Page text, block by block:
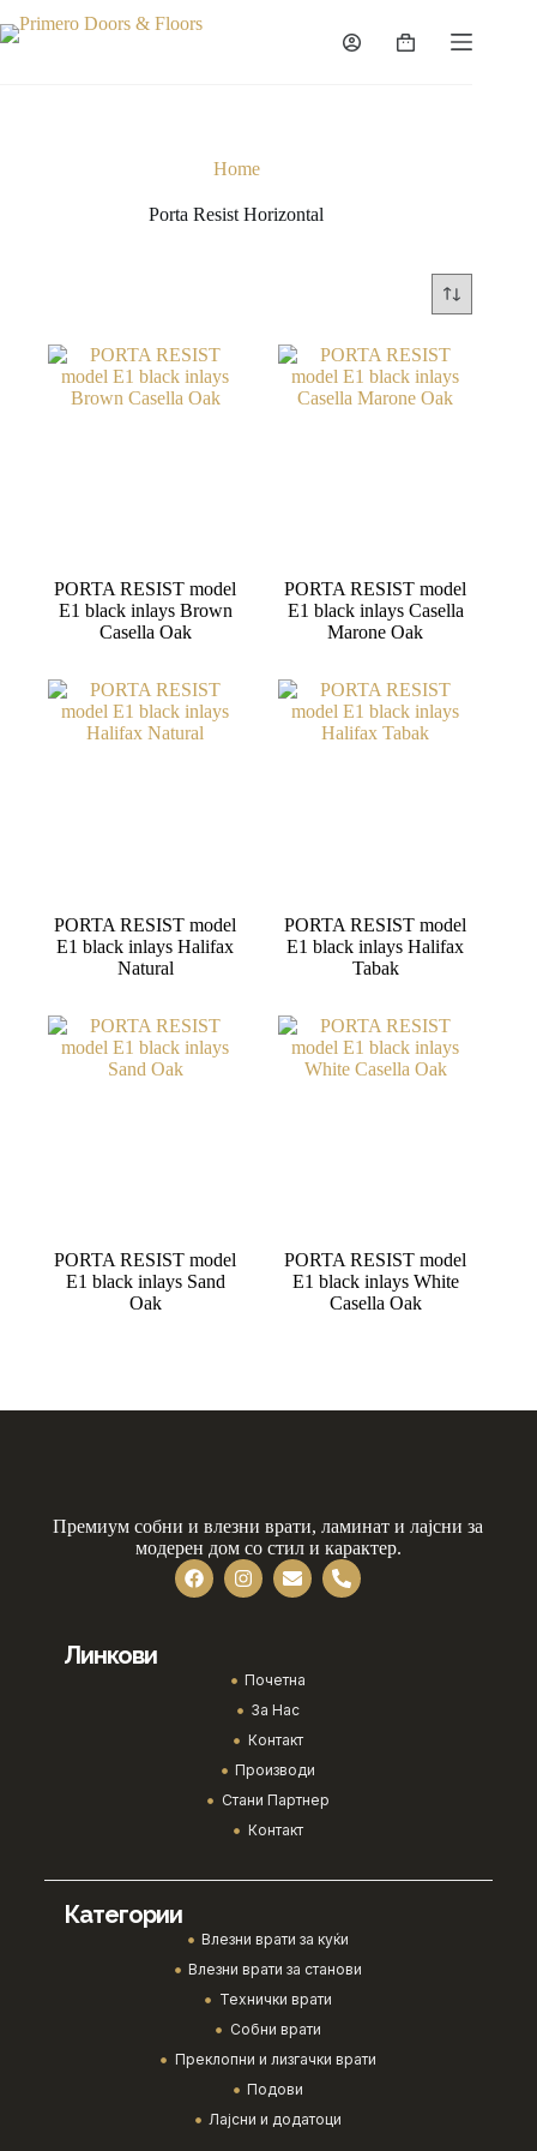
Home
Porta Resist Horizontal
PORTA RESIST model
E1 black inlays Brown
Casella Oak
PORTA RESIST model
E1 black inlays Casella
Marone Oak
PORTA RESIST model
E1 black inlays Halifax
Natural
PORTA RESIST model
E1 black inlays Halifax
Tabak
PORTA RESIST model
E1 black inlays Sand
Oak
PORTA RESIST model
E1 black inlays White
Casella Oak
Премиум собни и влезни врати, ламинат и лајсни за
модерен дом со стил и карактер.
Линкови
Почетна
За Нас
Контакт
Производи
Стани Партнер
Контакт
Категории
Влезни врати за куќи
Влезни врати за станови
Технички врати
Собни врати
Преклопни и лизгачки врати
Подови
Лајсни и додатоци